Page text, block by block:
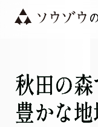
ソウゾウの森
秋田の森で豊かな